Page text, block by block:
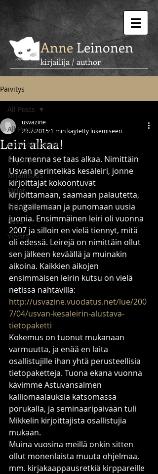
AnneLeinonen
kirjailija / author
Päivitys
All Posts
Anne-sarjakuva
Kirjailijuus
kirjallisuus
Kirjat
Kirjoittaminen
Usva
Yleistä
All Posts
Leiri alkaa!
usvazine
23.7.2015 1 min käytetty lukemiseen
Huomenna se taas alkaa. Nimittäin
Usvan perinteikäs kesäleiri, jonne
kirjoittajat kokoontuvat
kirjoittamaan, saamaan palautetta,
hengailemaan ja punomaan uusia
juonia. Ensimmäinen leiri oli vuonna
2007 ja silloin en vielä tiennyt, mitä
oli edessä. Leirejä on nimittäin ollut
sen jälkeen keväällä ja muinakin
aikoina. Kaikkien aikojen
ensimmäisen leirin kutsu on vielä
netissä nähtävillä:
http://usvazine.vuodatus.net/lue/200
7/04/usvan-kesaleirin-alustava-
tietopaketti
Kokemus on tuonut mukanaan
varmuutta, ja enää en laita
osallistujille ihan yhtä perusteellisia
tietopaketteja. Tuona ekana vuonna
kävimme Astuvansalmen
kalliomaalauksia katsomassa
porukalla, ja seminaaripäivään tuli
Mikkelin kirjoittajista osallistujia
mukaan.
Muina vuosina meillä onkin sitten
ollut monenlaista muuta ohjelmaa,
mm. kirjakaappausretkiä kirppareille